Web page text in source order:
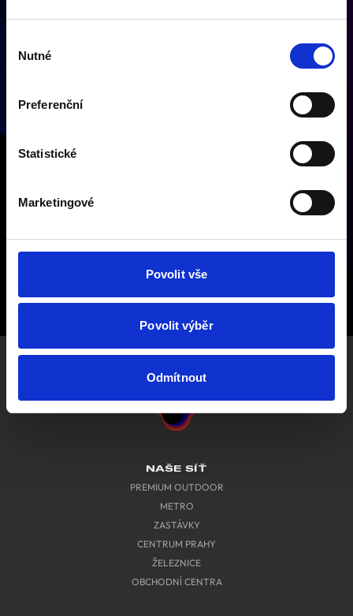
souhlasu
Nutné
Preferenční
Statistické
Marketingové
Povolit vše
Povolit výběr
Odmítnout
INFO@PLAYON.CZ
NAŠE SÍŤ
PREMIUM OUTDOOR
METRO
ZASTÁVKY
CENTRUM PRAHY
ŽELEZNICE
OBCHODNÍ CENTRA